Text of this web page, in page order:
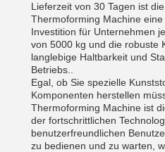
Lieferzeit von 30 Tagen ist
Thermoforming Machine
Investition für Unternehmen
von 5000 kg und die robuste
langlebige Haltbarkeit und
Betriebs..
Egal, ob Sie spezielle
Komponenten herstellen
Thermoforming Machine ist
der fortschrittlichen
benutzerfreundlichen
zu bedienen und zu warten,